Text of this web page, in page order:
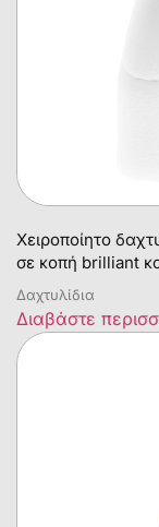
Χειροποίητο
σε κοπή brilliant
Δαχτυλίδια
Διαβάστε